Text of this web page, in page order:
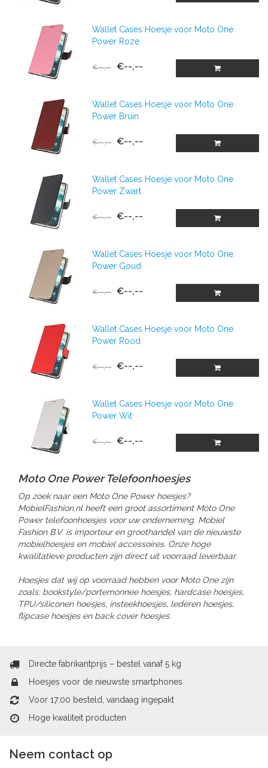
Wallet Cases Hoesje voor Moto One
Power Roze
€--,-- €--,--
Wallet Cases Hoesje voor Moto One
Power Bruin
€--,-- €--,--
Wallet Cases Hoesje voor Moto One
Power Zwart
€--,-- €--,--
Wallet Cases Hoesje voor Moto One
Power Goud
€--,-- €--,--
Wallet Cases Hoesje voor Moto One
Power Rood
€--,-- €--,--
Wallet Cases Hoesje voor Moto One
Power Wit
€--,-- €--,--
Moto One Power Telefoonhoesjes
Op zoek naar een Moto One Power hoesjes?
MobielFashion.nl heeft een groot assortiment Moto One
Power telefoonhoesjes voor uw onderneming. Mobiel
Fashion B.V. is importeur en groothandel van de nieuwste
mobielhoesjes en mobiel accessoires. Onze hoge
kwalitatieve producten zijn direct uit voorraad leverbaar.
Hoesjes dat wij op voorraad hebben voor Moto One zijn
zoals: bookstyle/portemonnee hoesjes, hardcase hoesjes,
TPU/siliconen hoesjes, insteekhoesjes, lederen hoesjes,
flipcase hoesjes en back cover hoesjes.
Directe fabrikantprijs – bestel vanaf 5 kg
Hoesjes voor de nieuwste smartphones
Voor 17:00 besteld, vandaag ingepakt
Hoge kwaliteit producten
Neem contact op